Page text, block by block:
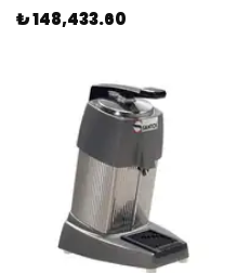
₺ 148,433.60